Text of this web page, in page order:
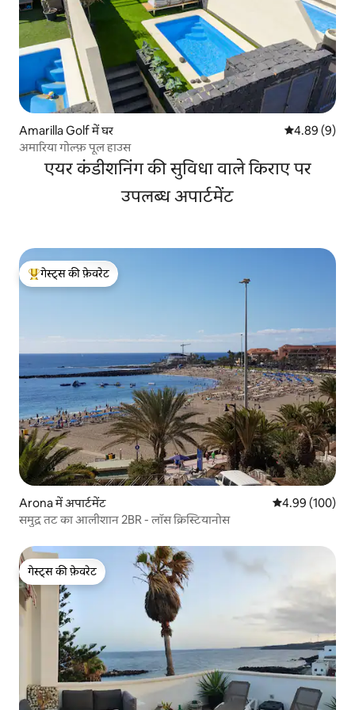
Amarilla Golf में घर औसत रेटिंग 5 में
4.89 (9)
अमारिया गोल्फ़ पूल हाउस
एयर कंडीशनिंग की सुविधा वाले किराए पर
उपलब्ध अपार्टमेंट
गेस्ट्स का टॉप फ़ेवरेट
गेस्ट्स की फ़ेवरेट
Arona में अपार्टमेंट औसत रेटिंग 5 में से
4.99 (100)
समुद्र तट का आलीशान 2BR - लॉस क्रिस्टियानोस
गेस्ट्स की फ़ेवरेट
गेस्ट्स की फ़ेवरेट